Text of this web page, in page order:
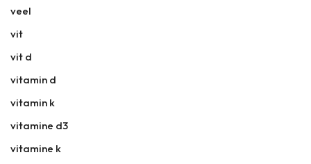
veel
vit
vit d
vitamin d
vitamin k
vitamine d3
vitamine k